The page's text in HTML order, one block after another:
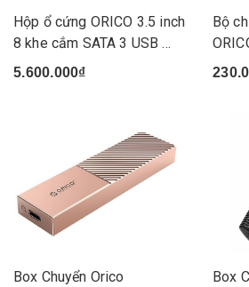
Hộp ổ cứng ORICO 3.5 inch
8 khe cắm SATA 3 USB ...
5.600.000₫
Bộ
cổn...
Box Chuyển Orico
Box